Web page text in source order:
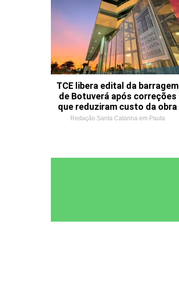
TCE libera edital da barragem
de Botuverá após correções
que reduziram custo da obra
Redação Santa Catarina em Pauta